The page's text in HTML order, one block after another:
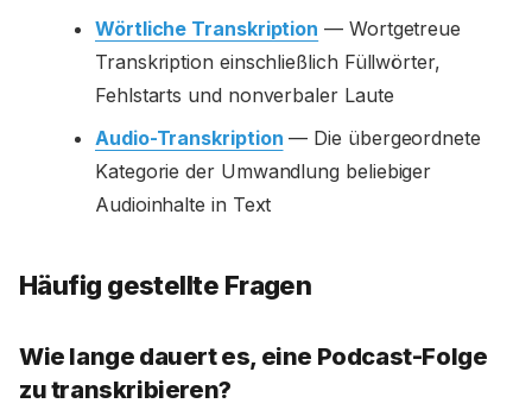
Wörtliche Transkription — Wortgetreue
Transkription einschließlich Füllwörter,
Fehlstarts und nonverbaler Laute
Audio-Transkription — Die übergeordnete
Kategorie der Umwandlung beliebiger
Audioinhalte in Text
Häufig gestellte Fragen
Wie lange dauert es, eine Podcast-Folge
zu transkribieren?